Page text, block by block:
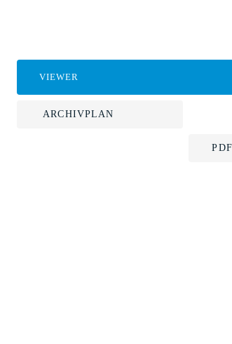
VIEWER
ARCHIVPLAN